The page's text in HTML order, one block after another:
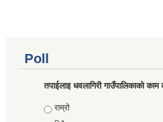
Poll
तपाईलाइ धवलागिरी गाउँपालिकाको
Choices
राम्रो